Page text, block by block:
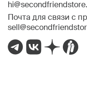
Почта для связи с